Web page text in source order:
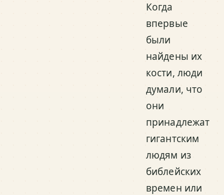
Когда
впервые
были
найдены их
кости, люди
думали, что
они
принадлежат
гигантским
людям из
библейских
времен или